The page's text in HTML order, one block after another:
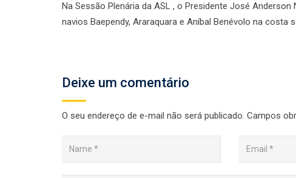
Na Sessão Plenária da ASL , o Presidente José
navios Baependy, Araraquara e Aníbal Benévolo na costa
Deixe um comentário
O seu endereço de e-mail não será publicado. Campos